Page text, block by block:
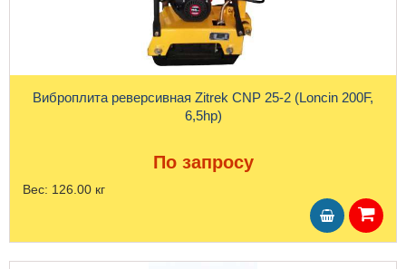
Виброплита реверсивная Zitrek CNP 25-2 (Loncin 200F,
6,5hp)
По запросу
Вес: 126.00 кг